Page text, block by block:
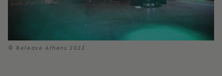
© Release Athens 2023